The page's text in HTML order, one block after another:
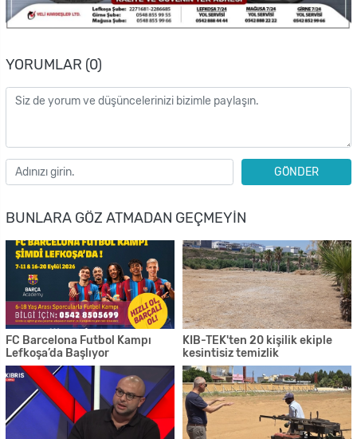
YORUMLAR (0)
GÖNDER
BUNLARA GÖZ ATMADAN GEÇMEYIN
FC Barcelona Futbol Kampı
Lefkoşa’da Başlıyor
KIB-TEK'ten 20 kişilik ekiple
kesintisiz temizlik